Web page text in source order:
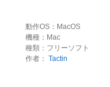
動作OS：MacOS
機種：Mac
種類：フリーソフト
作者： Tactin